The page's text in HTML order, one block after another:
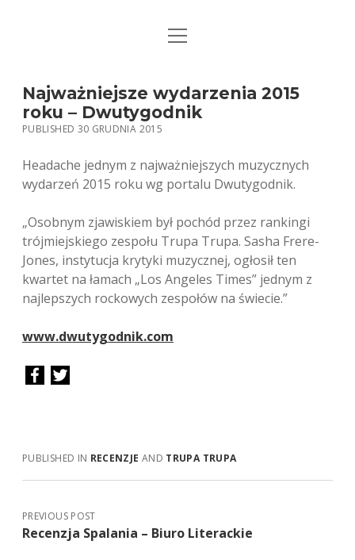
STRONA GŁÓWNA
MUZYKA
open
Najważniejsze wydarzenia 2015
roku – Dwutygodnik
PUBLISHED 30 GRUDNIA 2015
Headache jednym z najważniejszych muzycznych
wydarzeń 2015 roku wg portalu Dwutygodnik.
„Osobnym zjawiskiem był pochód przez rankingi
trójmiejskiego zespołu Trupa Trupa. Sasha Frere-
Jones, instytucja krytyki muzycznej, ogłosił ten
kwartet na łamach „Los Angeles Times” jednym z
najlepszych rockowych zespołów na świecie.”
www.dwutygodnik.com
PUBLISHED IN RECENZJE AND TRUPA TRUPA
PREVIOUS POST
Recenzja Spalania – Biuro Literackie